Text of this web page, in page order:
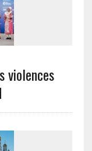
violences